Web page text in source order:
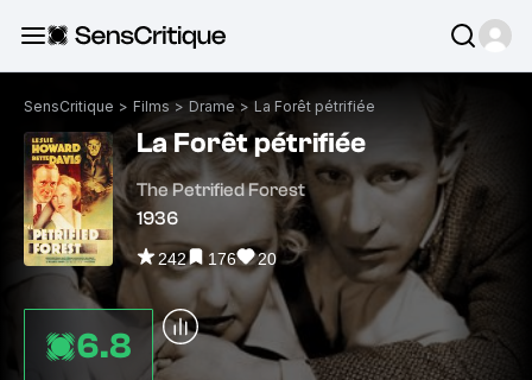
SensCritique > Films > Drame > La Forêt pétrifiée
La Forêt pétrifiée
The Petrified Forest
1936
242 176 20
6.8